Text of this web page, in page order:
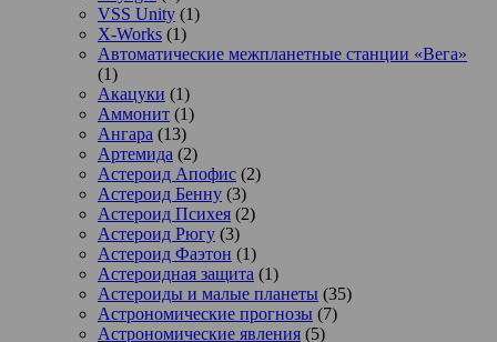
VSS Unity (1)
X-Works (1)
Автоматические межпланетные станции «Вега»
(1)
Акацуки (1)
Аммонит (1)
Ангара (13)
Артемида (2)
Астероид Апофис (2)
Астероид Бенну (3)
Астероид Психея (2)
Астероид Рюгу (3)
Астероид Фаэтон (1)
Астероидная защита (1)
Астероиды и малые планеты (35)
Астрономические прогнозы (7)
Астрономические явления (5)